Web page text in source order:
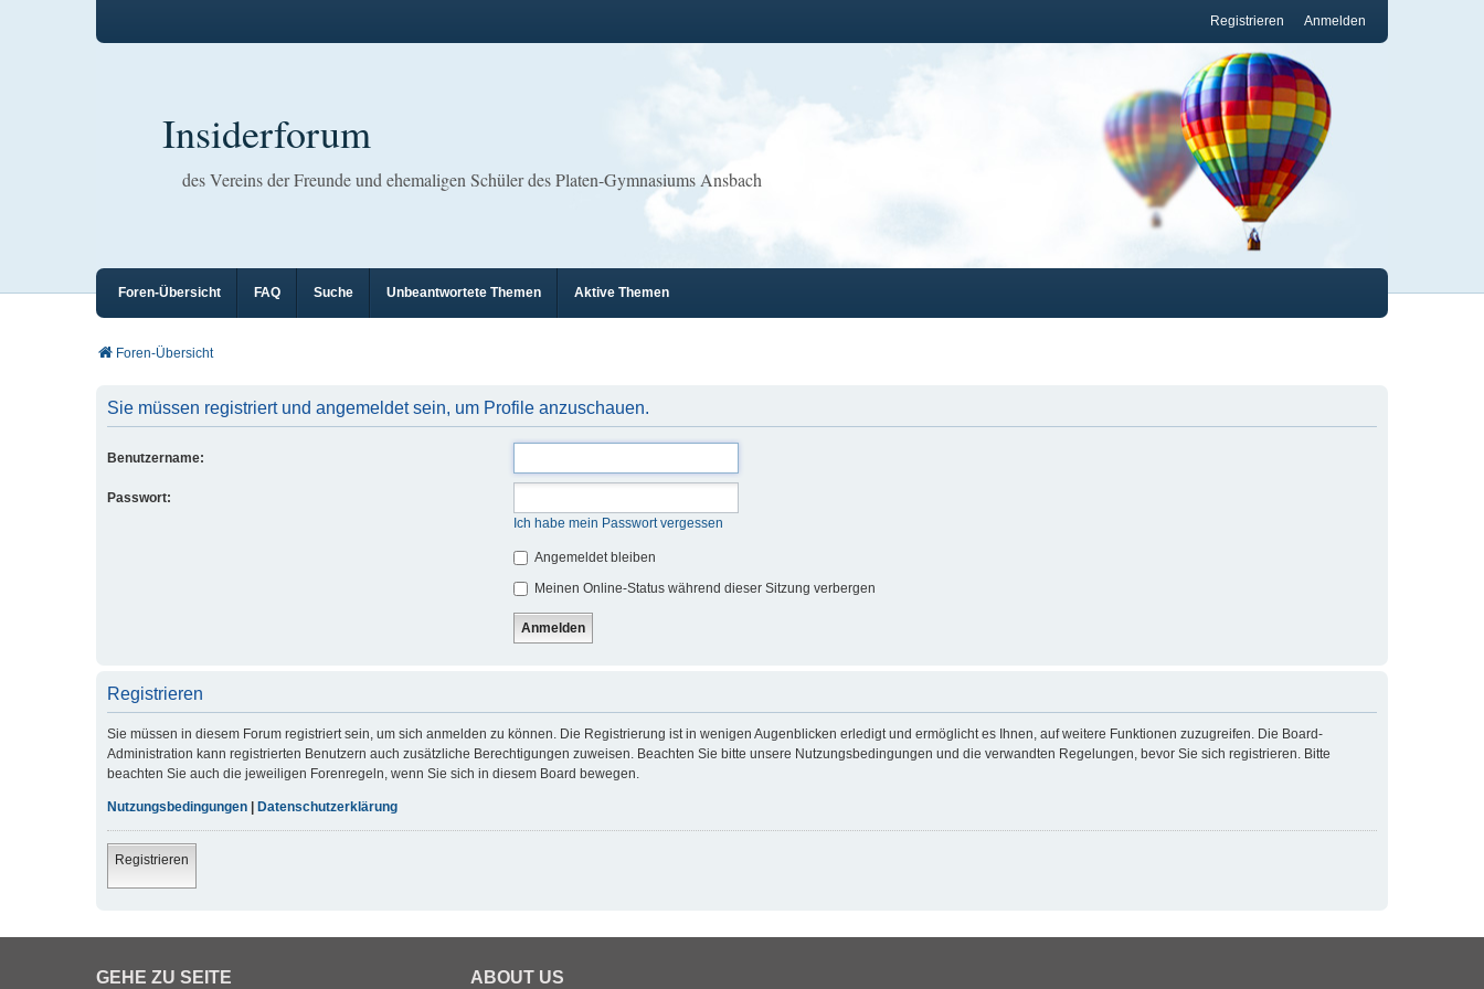
Anmelden
Registrieren
Insiderforum
des Vereins der Freunde und ehemaligen Schüler des Platen-Gymnasiums Ansbach
Foren-Übersicht FAQ Suche Unbeantwortete Themen Aktive Themen
Foren-Übersicht
Sie müssen registriert und angemeldet sein, um Profile anzuschauen.
Benutzername:
Passwort:
Ich habe mein Passwort vergessen
Angemeldet bleiben
Meinen Online-Status während dieser Sitzung verbergen
Registrieren
Sie müssen in diesem Forum registriert sein, um sich anmelden zu können. Die Registrierung ist in wenigen Augenblicken erledigt und ermöglicht es Ihnen, auf weitere Funktionen zuzugreifen. Die Board-
Administration kann registrierten Benutzern auch zusätzliche Berechtigungen zuweisen. Beachten Sie bitte unsere Nutzungsbedingungen und die verwandten Regelungen, bevor Sie sich registrieren. Bitte
beachten Sie auch die jeweiligen Forenregeln, wenn Sie sich in diesem Board bewegen.
Nutzungsbedingungen Datenschutzerklärung
Registrieren
GEHE ZU SEITE ABOUT US